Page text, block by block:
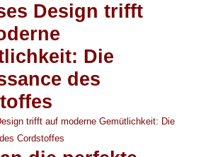
Design trifft
Die
des